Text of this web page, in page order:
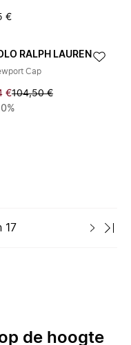
€
RALPH LAUREN
Cap
€104,50 €
17
de hoogte